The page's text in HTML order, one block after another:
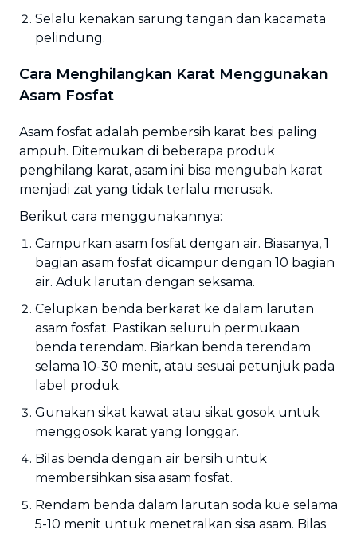
Selalu kenakan sarung tangan dan kacamata
pelindung.
Cara Menghilangkan Karat Menggunakan
Asam Fosfat
Asam fosfat adalah pembersih karat besi paling
ampuh. Ditemukan di beberapa produk
penghilang karat, asam ini bisa mengubah karat
menjadi zat yang tidak terlalu merusak.
Berikut cara menggunakannya:
Campurkan asam fosfat dengan air. Biasanya, 1
bagian asam fosfat dicampur dengan 10 bagian
air. Aduk larutan dengan seksama.
Celupkan benda berkarat ke dalam larutan
asam fosfat. Pastikan seluruh permukaan
benda terendam. Biarkan benda terendam
selama 10-30 menit, atau sesuai petunjuk pada
label produk.
Gunakan sikat kawat atau sikat gosok untuk
menggosok karat yang longgar.
Bilas benda dengan air bersih untuk
membersihkan sisa asam fosfat.
Rendam benda dalam larutan soda kue selama
5-10 menit untuk menetralkan sisa asam. Bilas